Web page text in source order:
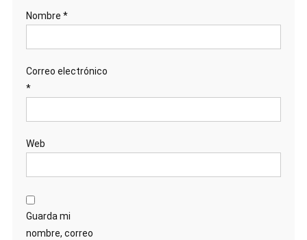
Nombre *
Correo electrónico
*
Web
Guarda mi
nombre, correo